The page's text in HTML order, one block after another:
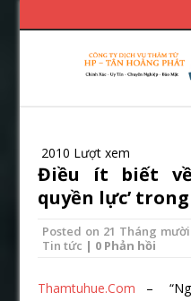
2010 Lượt xem
Điều ít biết
quyền lực’
Posted on 21 Tháng
Tin tức | 0 Phản hồi
Thamtuhue.Com
–